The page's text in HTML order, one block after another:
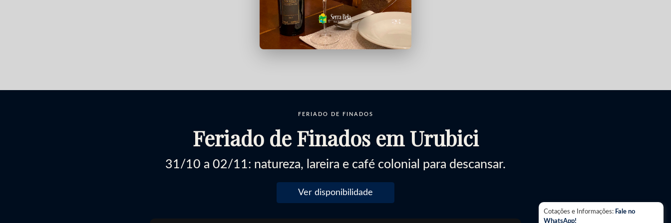
FERIADO DE FINADOS
Feriado de Finados em Urubici
31/10 a 02/11: natureza, lareira e café colonial para descansar.
Ver disponibilidade
Cotações e Informações: Fale no
WhatsApp!